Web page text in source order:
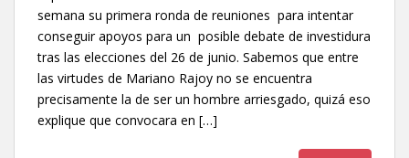
semana su primera ronda de reuniones para intentar
conseguir apoyos para un posible debate de investidura
tras las elecciones del 26 de junio. Sabemos que entre
las virtudes de Mariano Rajoy no se encuentra
precisamente la de ser un hombre arriesgado, quizá eso
explique que convocara en […]